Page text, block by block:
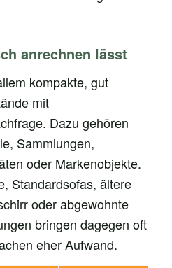
anrechnen lässt
kompakte, gut
mit
Dazu gehören
Sammlungen,
oder Markenobjekte.
Standardsofas, ältere
oder abgewohnte
bringen dagegen oft
eher Aufwand.